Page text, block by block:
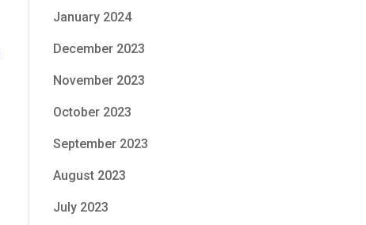
January 2024
December 2023
November 2023
October 2023
September 2023
August 2023
July 2023